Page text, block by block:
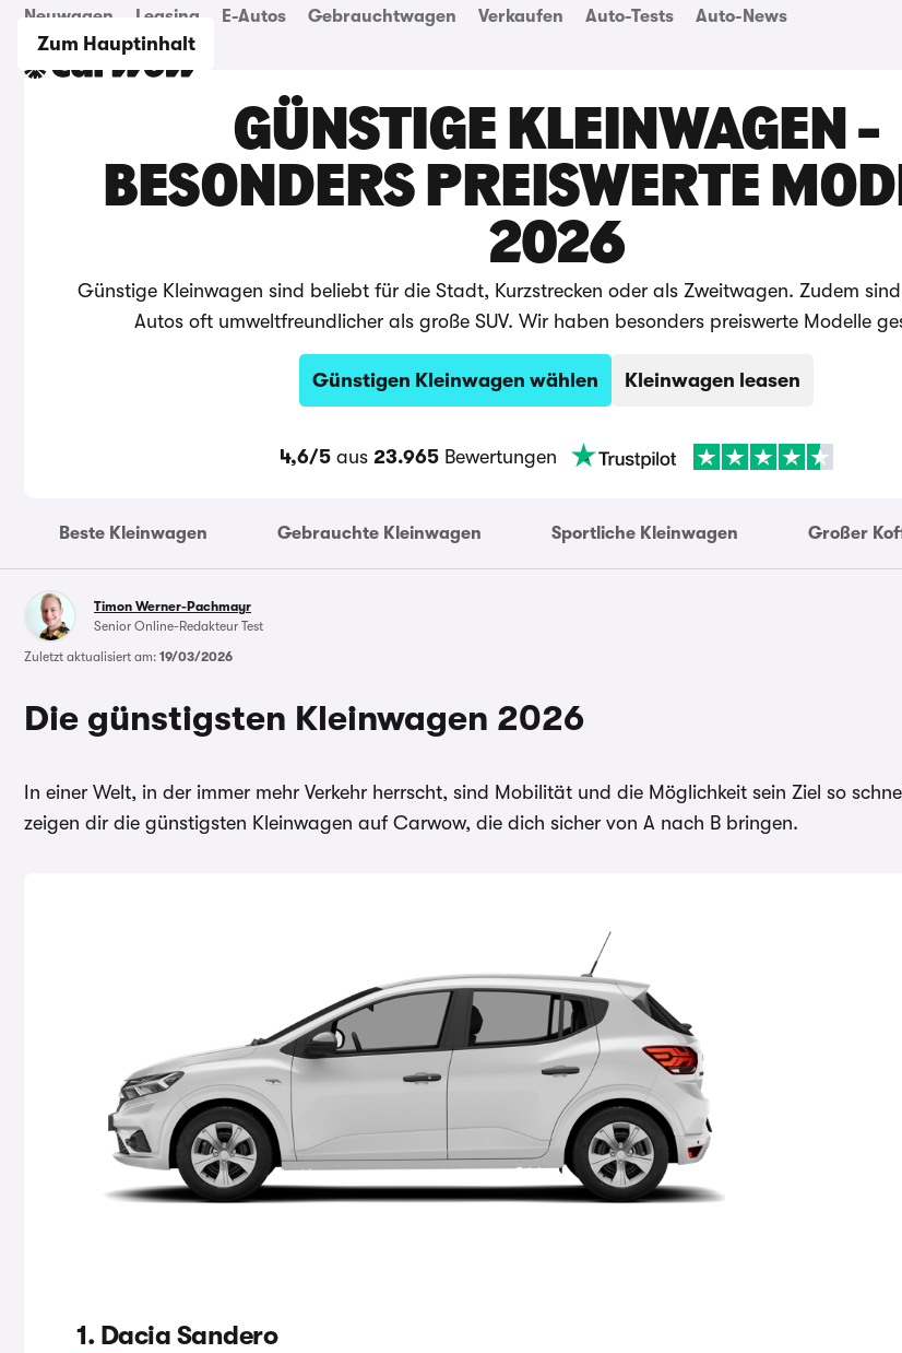
Zum Hauptinhalt
Neuwagen Leasing E-Autos Gebrauchtwagen Verkaufen Auto-Tests Auto-News
GÜNSTIGE KLEINWAGEN -
BESONDERS PREISWERTE
2026
Günstige Kleinwagen sind beliebt für die Stadt, Kurzstrecken oder als Zweitwagen. Zudem
Autos oft umweltfreundlicher als große SUV. Wir haben besonders preiswerte Modelle
Günstigen Kleinwagen wählen Kleinwagen leasen
4,6/5 aus 23.965 Bewertungen
Beste Kleinwagen Gebrauchte Kleinwagen Sportliche Kleinwagen Großer
Timon Werner-Pachmayr
Senior Online-Redakteur Test
Zuletzt aktualisiert am: 19/03/2026
Die günstigsten Kleinwagen 2026
In einer Welt, in der immer mehr Verkehr herrscht, sind Mobilität und die Möglichkeit sein Ziel so
zeigen dir die günstigsten Kleinwagen auf Carwow, die dich sicher von A nach B bringen.
1. Dacia Sandero